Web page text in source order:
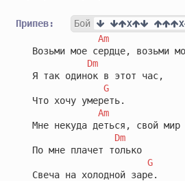
Припев: Бой X X
Am
Возьми мое сердце, возьми
Dm
   Я так одинок в этот час,
G
   Что хочу умереть.
Am
Мне некуда деться, свой мир
Dm
   По мне плачет только
G
   Свеча на холодной заре.